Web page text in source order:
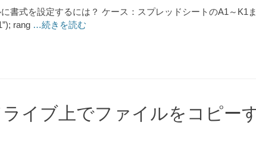
書式を設定するには？ ケース：スプレッドシートのA1～K1
rang …続きを読む
イブ上でファイルをコピー